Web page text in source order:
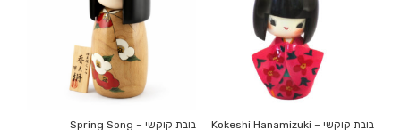
בובת קוקשי – Kokeshi Hanamizuki בובת קוקשי – Spring Song